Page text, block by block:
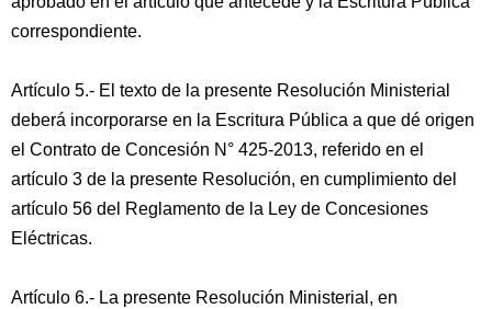
correspondiente.
Artículo 5.- El texto de la presente Resolución Ministerial
deberá incorporarse en la Escritura Pública a que dé origen
el Contrato de Concesión N° 425-2013, referido en el
artículo 3 de la presente Resolución, en cumplimiento del
artículo 56 del Reglamento de la Ley de Concesiones
Eléctricas.
Artículo 6.- La presente Resolución Ministerial, en